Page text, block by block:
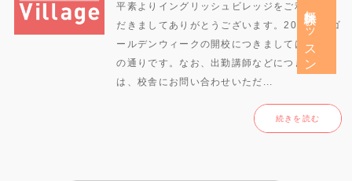
無料体験レッスン
平素よりイングリッシュビレッジをご利用いた
だきましてありがとうございます。2019年のゴ
ールデンウィークの開校につきましては、下記
の通りです。なお、出勤講師などにつきまして
は、校舎にお問い合わせいただ...
続きを読む